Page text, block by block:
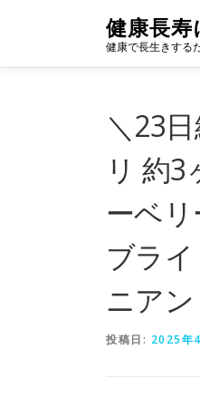
ン
健康長寿
健康で長生きする
＼23
リ 約
ーベ
ブラ
ニア
投稿日: 2025年